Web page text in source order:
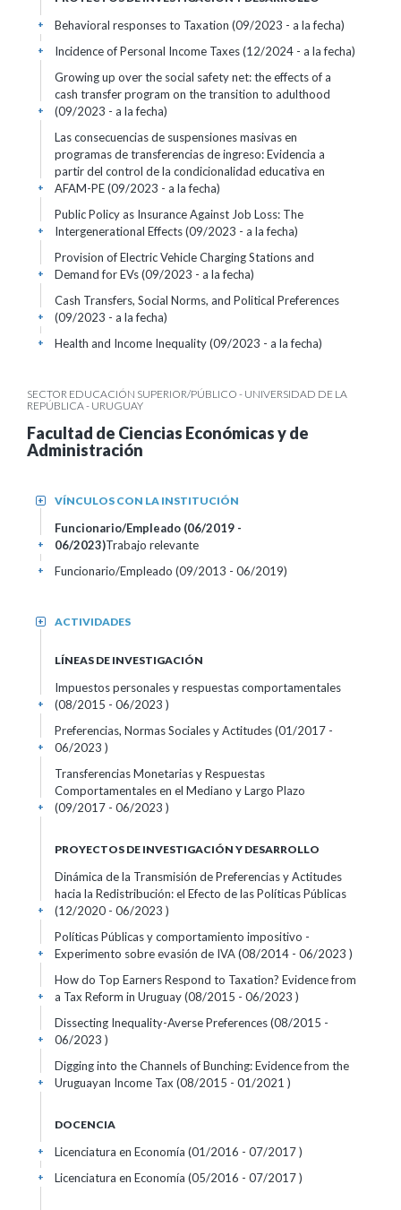
Behavioral responses to Taxation (09/2023 - a la fecha)
+
Incidence of Personal Income Taxes (12/2024 - a la fecha)
+
Growing up over the social safety net: the effects of a
cash transfer program on the transition to adulthood
(09/2023 - a la fecha)
+
Las consecuencias de suspensiones masivas en
programas de transferencias de ingreso: Evidencia a
partir del control de la condicionalidad educativa en
AFAM-PE (09/2023 - a la fecha)
+
Public Policy as Insurance Against Job Loss: The
Intergenerational Effects (09/2023 - a la fecha)
+
Provision of Electric Vehicle Charging Stations and
Demand for EVs (09/2023 - a la fecha)
+
Cash Transfers, Social Norms, and Political Preferences
(09/2023 - a la fecha)
+
Health and Income Inequality (09/2023 - a la fecha)
+
SECTOR EDUCACIÓN SUPERIOR/PÚBLICO - UNIVERSIDAD DE LA
REPÚBLICA - URUGUAY
Facultad de Ciencias Económicas y de
Administración
VÍNCULOS CON LA INSTITUCIÓN
+
Funcionario/Empleado (06/2019 -
06/2023)Trabajo relevante
+
Funcionario/Empleado (09/2013 - 06/2019)
+
ACTIVIDADES
+
LÍNEAS DE INVESTIGACIÓN
Impuestos personales y respuestas comportamentales
(08/2015 - 06/2023 )
+
Preferencias, Normas Sociales y Actitudes (01/2017 -
06/2023 )
+
Transferencias Monetarias y Respuestas
Comportamentales en el Mediano y Largo Plazo
(09/2017 - 06/2023 )
+
PROYECTOS DE INVESTIGACIÓN Y DESARROLLO
Dinámica de la Transmisión de Preferencias y Actitudes
hacia la Redistribución: el Efecto de las Políticas Públicas
(12/2020 - 06/2023 )
+
Políticas Públicas y comportamiento impositivo -
Experimento sobre evasión de IVA (08/2014 - 06/2023 )
+
How do Top Earners Respond to Taxation? Evidence from
a Tax Reform in Uruguay (08/2015 - 06/2023 )
+
Dissecting Inequality-Averse Preferences (08/2015 -
06/2023 )
+
Digging into the Channels of Bunching: Evidence from the
Uruguayan Income Tax (08/2015 - 01/2021 )
+
DOCENCIA
Licenciatura en Economía (01/2016 - 07/2017 )
+
Licenciatura en Economía (05/2016 - 07/2017 )
+